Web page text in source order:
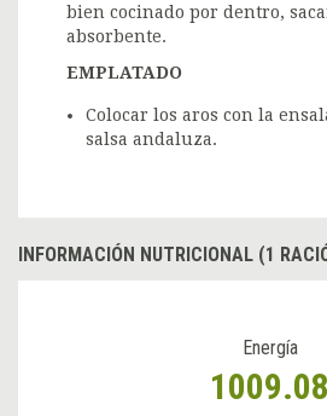
bien cocinado por dentro,
absorbente.
EMPLATADO
Colocar los aros con la
salsa andaluza.
INFORMACIÓN NUTRICIONAL (1
Energía
1009.08